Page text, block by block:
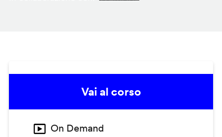
Vai al corso
On Demand